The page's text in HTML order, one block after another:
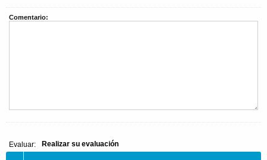
Comentario:
Evaluar: Realizar su evaluación